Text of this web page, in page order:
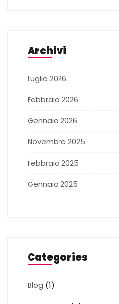
Archivi
Luglio 2026
Febbraio 2026
Gennaio 2026
Novembre 2025
Febbraio 2025
Gennaio 2025
Categories
Blog (1)